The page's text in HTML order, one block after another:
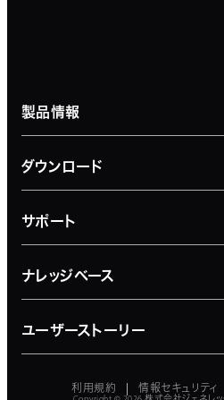
製品情報
ダウンロード
サポート
ナレッジベース
ユーザーストーリー
利用規約 情報セキュリティ